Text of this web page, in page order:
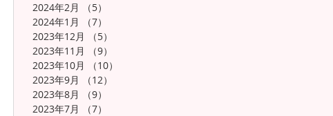
2024年2月
（5）
2024年1月
（7）
2023年12月
（5）
2023年11月
（9）
2023年10月
（10）
2023年9月
（12）
2023年8月
（9）
2023年7月
（7）